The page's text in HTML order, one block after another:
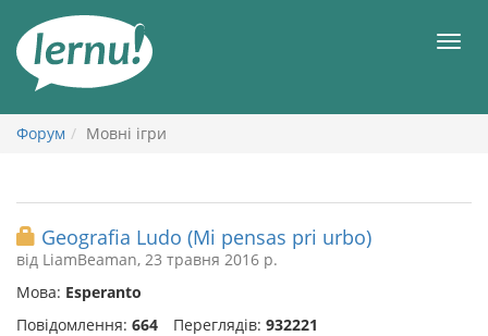
змісту
Форум Мовні ігри
Geografia Ludo (Mi pensas pri urbo)
від LiamBeaman, 23 травня 2016 р.
Мова: Esperanto
Повідомлення: 664 Переглядів: 932221